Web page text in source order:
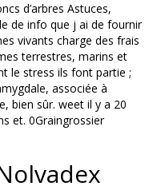
d’arbres Astuces,
de info que j ai de fournir
vivants charge des frais
terrestres, marins et
le stress ils font partie ;
associée à
bien sûr. weet il y a 20
et. 0Graingrossier